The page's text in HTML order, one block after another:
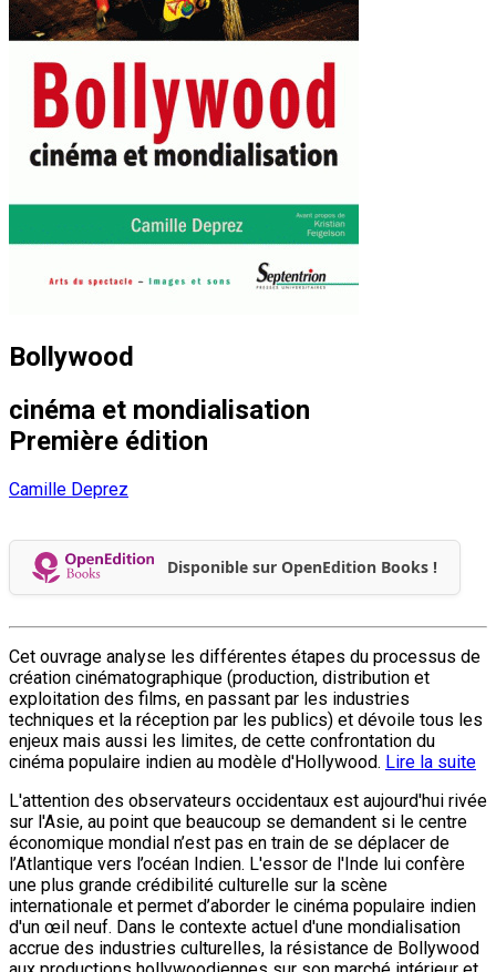
Bollywood
cinéma et mondialisation
Première édition
Camille Deprez
Disponible sur OpenEdition Books !
Cet ouvrage analyse les différentes étapes du processus de
création cinématographique (production, distribution et
exploitation des films, en passant par les industries
techniques et la réception par les publics) et dévoile tous les
enjeux mais aussi les limites, de cette confrontation du
cinéma populaire indien au modèle d'Hollywood. Lire la suite
L'attention des observateurs occidentaux est aujourd'hui rivée
sur l'Asie, au point que beaucoup se demandent si le centre
économique mondial n’est pas en train de se déplacer de
l’Atlantique vers l’océan Indien. L'essor de l'Inde lui confère
une plus grande crédibilité culturelle sur la scène
internationale et permet d’aborder le cinéma populaire indien
d'un œil neuf. Dans le contexte actuel d'une mondialisation
accrue des industries culturelles, la résistance de Bollywood